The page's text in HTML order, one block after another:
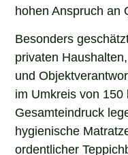
hohen Anspruch an
Besonders
privaten
und
im Umkreis von
Gesamteindruck
hygienische
ordentlicher